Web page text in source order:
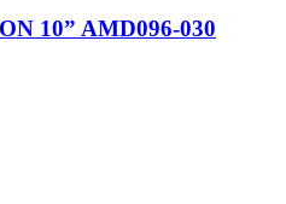
10” AMD096-030